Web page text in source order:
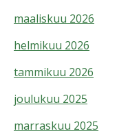
maaliskuu 2026
helmikuu 2026
tammikuu 2026
joulukuu 2025
marraskuu 2025